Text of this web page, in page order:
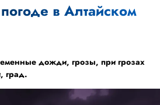
в Алтайском
дожди, грозы, при грозах
град.